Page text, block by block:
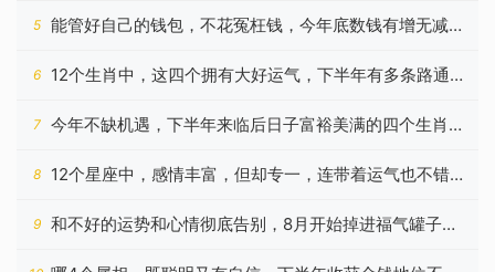
肖
5
能管好自己的钱包，不花冤枉钱，今年底数钱有增无减的
6
12个生肖中，这四个拥有大好运气，下半年有多条路通向
7
今年不缺机遇，下半年来临后日子富裕美满的四个生肖，
8
12个星座中，感情丰富，但却专一，连带着运气也不错的
是谁？
9
和不好的运势和心情彻底告别，8月开始掉进福气罐子的
四个生肖